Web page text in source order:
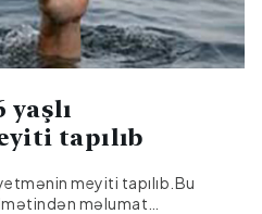
yaşlı
tapılıb
meyiti tapılıb.Bu
məlumat